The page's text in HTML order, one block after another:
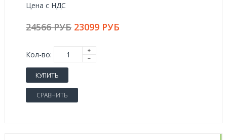
Цена с НДС
24566 РУБ 23099 РУБ
Кол-во:
КУПИТЬ
СРАВНИТЬ